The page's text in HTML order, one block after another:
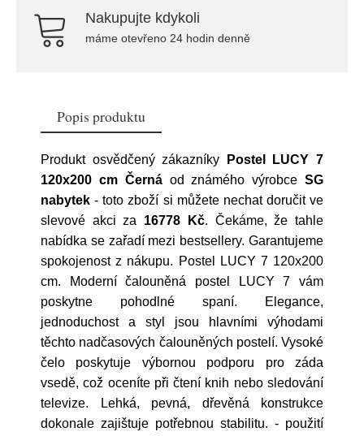
Nakupujte kdykoli
máme otevřeno 24 hodin denně
Popis produktu
Produkt osvědčený zákazníky
Postel LUCY 7
120x200 cm Černáod známého výrobceSG
nabytek - toto zboží si můžete nechat doručit ve
slevové akci za 16778 Kč. Čekáme, že tahle
nabídka se zařadí mezi bestsellery. Garantujeme
spokojenost z nákupu. Postel LUCY 7 120x200
cm. Moderní čalouněná postel LUCY 7 vám
poskytne pohodlné spaní. Elegance,
jednoduchost a styl jsou hlavními výhodami
těchto nadčasových čalouněných postelí. Vysoké
čelo poskytuje výbornou podporu pro záda
vsedě, což oceníte při čtení knih nebo sledování
televize. Lehká, pevná, dřevěná konstrukce
dokonale zajištuje potřebnou stabilitu. - použití